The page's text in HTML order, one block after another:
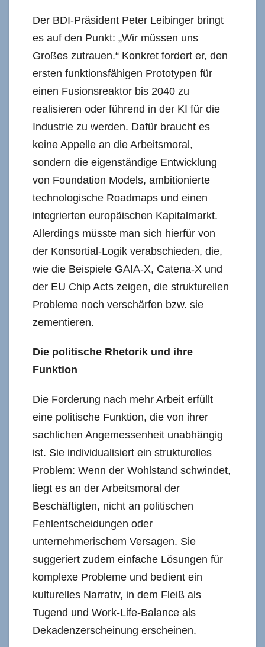
Der BDI-Präsident Peter Leibinger bringt
es auf den Punkt: „Wir müssen uns
Großes zutrauen.“ Konkret fordert er, den
ersten funktionsfähigen Prototypen für
einen Fusionsreaktor bis 2040 zu
realisieren oder führend in der KI für die
Industrie zu werden. Dafür braucht es
keine Appelle an die Arbeitsmoral,
sondern die eigenständige Entwicklung
von Foundation Models, ambitionierte
technologische Roadmaps und einen
integrierten europäischen Kapitalmarkt.
Allerdings müsste man sich hierfür von
der Konsortial-Logik verabschieden, die,
wie die Beispiele GAIA-X, Catena-X und
der EU Chip Acts zeigen, die strukturellen
Probleme noch verschärfen bzw. sie
zementieren.
Die politische Rhetorik und ihre
Funktion
Die Forderung nach mehr Arbeit erfüllt
eine politische Funktion, die von ihrer
sachlichen Angemessenheit unabhängig
ist. Sie individualisiert ein strukturelles
Problem: Wenn der Wohlstand schwindet,
liegt es an der Arbeitsmoral der
Beschäftigten, nicht an politischen
Fehlentscheidungen oder
unternehmerischem Versagen. Sie
suggeriert zudem einfache Lösungen für
komplexe Probleme und bedient ein
kulturelles Narrativ, in dem Fleiß als
Tugend und Work-Life-Balance als
Dekadenzerscheinung erscheinen.